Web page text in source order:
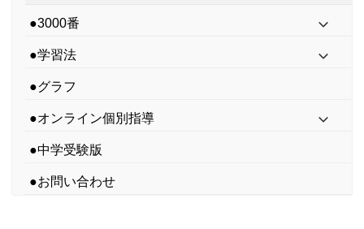
●3000番
●学習法
●グラフ
●オンライン個別指導
●中学受験版
●お問い合わせ